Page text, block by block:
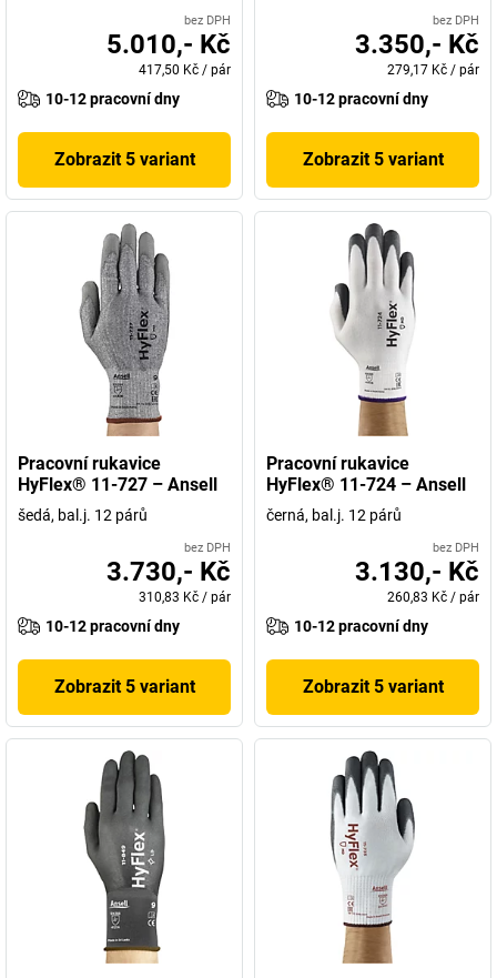
bez DPH
5.010,- Kč
417,50 Kč / pár
10-12 pracovní dny
Zobrazit 5 variant
bez DPH
3.350,- Kč
279,17 Kč / pár
10-12 pracovní dny
Zobrazit 5 variant
Pracovní rukavice
HyFlex® 11-727 – Ansell
šedá, bal.j. 12 párů
bez DPH
3.730,- Kč
310,83 Kč / pár
10-12 pracovní dny
Zobrazit 5 variant
Pracovní rukavice
HyFlex® 11-724 – Ansell
černá, bal.j. 12 párů
bez DPH
3.130,- Kč
260,83 Kč / pár
10-12 pracovní dny
Zobrazit 5 variant